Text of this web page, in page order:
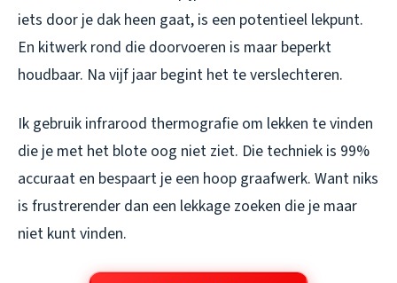
iets door je dak heen gaat, is een potentieel lekpunt.
En kitwerk rond die doorvoeren is maar beperkt
houdbaar. Na vijf jaar begint het te verslechteren.
Ik gebruik infrarood thermografie om lekken te vinden
die je met het blote oog niet ziet. Die techniek is 99%
accuraat en bespaart je een hoop graafwerk. Want niks
is frustrerender dan een lekkage zoeken die je maar
niet kunt vinden.